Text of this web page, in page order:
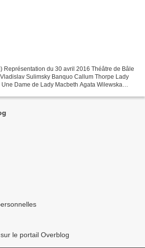
Représentation du 30 avril 2016 Théâtre de Bâle
Sulimsky Banquo Callum Thorpe Lady
Dame de Lady Macbeth Agata Wilewska
le portail Overblog